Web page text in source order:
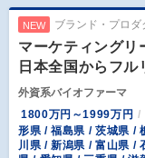
NEW ブランド・プロ
マーケティング
日本全国からフル
外資系バイオファーマ
1800万円～1999万円
形県 / 福島県 / 茨城県 /
川県 / 新潟県 / 富山県 /